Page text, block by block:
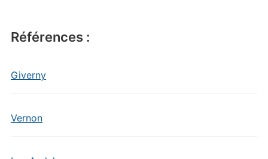
Références :
Giverny
Vernon